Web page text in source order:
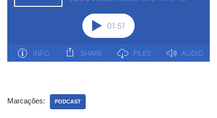
Marcações: PODCAST